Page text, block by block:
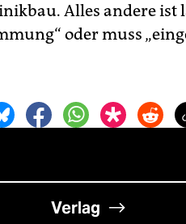
Alles andere ist
oder muss
Verlag